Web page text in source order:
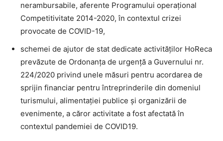
nerambursabile, aferente Programului operațional
Competitivitate 2014-2020, în contextul crizei
provocate de COVID-19,
schemei de ajutor de stat dedicate activităților HoReca
prevăzute de Ordonanța de urgență a Guvernului nr.
224/2020 privind unele măsuri pentru acordarea de
sprijin financiar pentru întreprinderile din domeniul
turismului, alimentației publice și organizării de
evenimente, a căror activitate a fost afectată în
contextul pandemiei de COVID19.